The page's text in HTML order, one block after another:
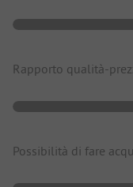
Rapporto qualità-
Possibilità di fare